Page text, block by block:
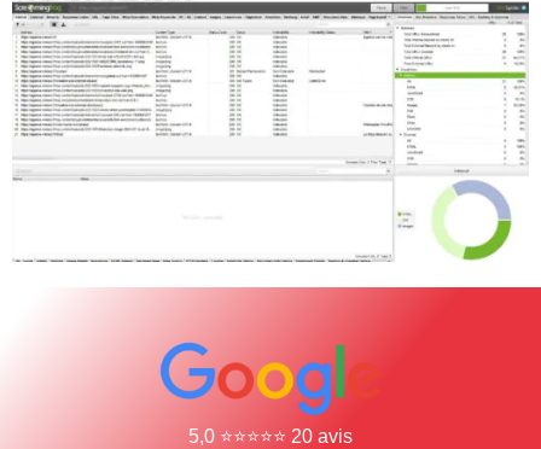
5,0 ⭐⭐⭐⭐⭐ 20 avis